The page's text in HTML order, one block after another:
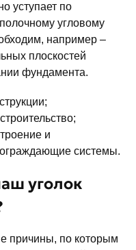
уступает по
угловому
например –
плоскостей
фундамента.
и
системы.
уголок
причины, по которым